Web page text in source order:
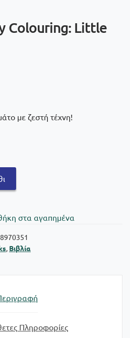
Colouring: Little
με ζεστή τέχνη!
στα αγαπημένα
, Βιβλία
Πληροφορίες